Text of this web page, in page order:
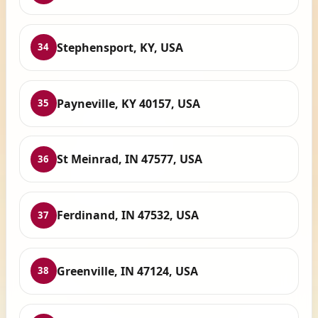
34 Stephensport, KY, USA
35 Payneville, KY 40157, USA
36 St Meinrad, IN 47577, USA
37 Ferdinand, IN 47532, USA
38 Greenville, IN 47124, USA